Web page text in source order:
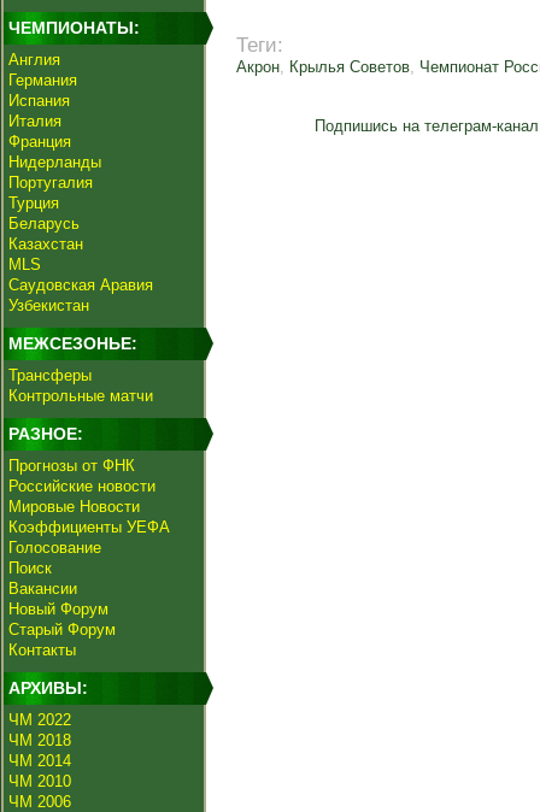
ЧЕМПИОНАТЫ:
Англия
Германия
Испания
Италия
Франция
Нидерланды
Португалия
Турция
Беларусь
Казахстан
MLS
Саудовская Аравия
Узбекистан
МЕЖСЕЗОНЬЕ:
Трансферы
Контрольные матчи
РАЗНОЕ:
Прогнозы от ФНК
Российские новости
Мировые Новости
Коэффициенты УЕФА
Голосование
Поиск
Вакансии
Новый Форум
Старый Форум
Контакты
АРХИВЫ:
ЧМ 2022
ЧМ 2018
ЧМ 2014
ЧМ 2010
ЧМ 2006
Теги:
Акрон, Крылья Советов, Чемпионат
Подпишись на телеграм-